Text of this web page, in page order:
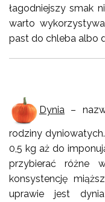
łagodniejszy smak
warto
past do chleba albo
Dynia –
rodziny
0,5 kg aż do
przybierać różne
konsystencję
uprawie jest